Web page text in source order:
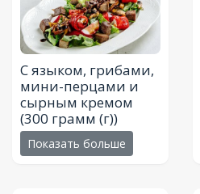
С языком, грибами,
мини-перцами и
сырным кремом
(300 грамм (г))
Показать больше